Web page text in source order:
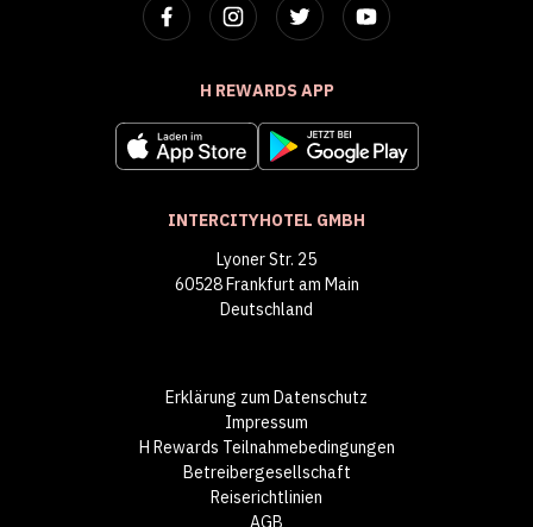
H REWARDS APP
INTERCITYHOTEL GMBH
Lyoner Str. 25
60528 Frankfurt am Main
Deutschland
Erklärung zum Datenschutz
Impressum
H Rewards Teilnahmebedingungen
Betreibergesellschaft
Reiserichtlinien
AGB